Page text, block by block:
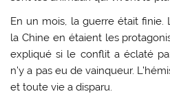
En un mois, la guerre était finie.
la Chine en étaient les
expliqué si le conflit a éclaté
n’y a pas eu de vainqueur.
et toute vie a disparu.